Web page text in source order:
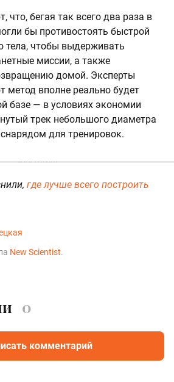
что, бегая так всего два раза в
бы противостоять быстрой
тела, чтобы выдерживать
миссии, а также
домой. Эксперты
метод вполне реально будет
базе — в условиях экономии
трек небольшого диаметра
для тренировок.
где лучше всего построить
New Scientist.
0
комментарий